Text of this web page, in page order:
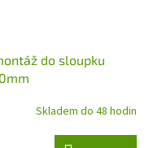
do sloupku
Skladem do 48 hodin